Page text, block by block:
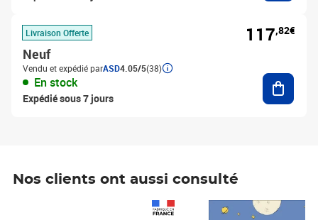
Livraison Offerte
Neuf
Vendu et expédié parASD4.05/5(38)
En stock
Expédié sous 7 jours
117,82€
Nos clients ont aussi consulté
Prix 7,50€